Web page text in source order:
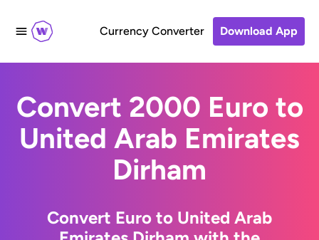
Currency Converter Download App
Convert 2000 Euro to
United Arab Emirates
Dirham
Convert Euro to United Arab